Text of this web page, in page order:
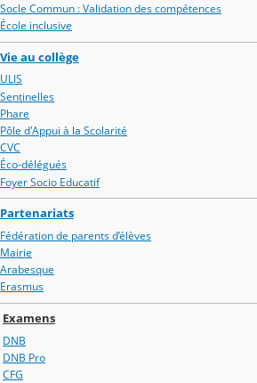
Socle Commun : Validation des compétences
École inclusive
Vie au collège
ULIS
Sentinelles
Phare
Pôle d'Appui à la Scolarité
CVC
Éco-délégués
Foyer Socio Educatif
Partenariats
Fédération de parents d’élèves
Mairie
Arabesque
Erasmus
Examens
DNB
DNB Pro
CFG